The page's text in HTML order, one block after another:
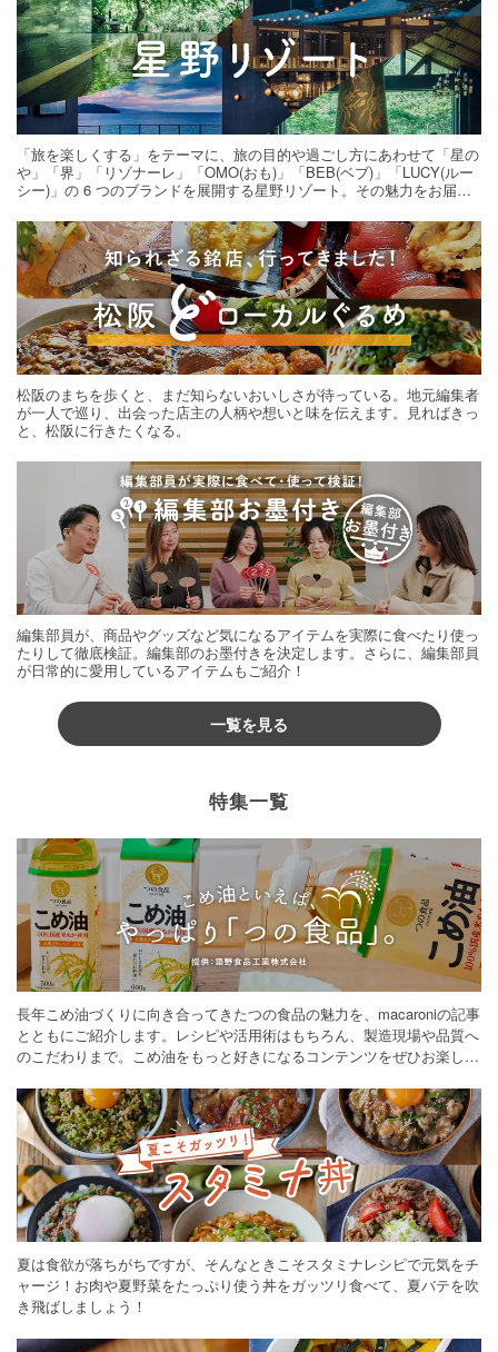
「旅を楽しくする」をテーマに、旅の目的や過ごし方にあわせて「星の
や」「界」「リゾナーレ」「OMO(おも)」「BEB(ベブ)」「LUCY(ルー
シー)」の 6 つのブランドを展開する星野リゾート。その魅力をお届け
松阪のまちを歩くと、まだ知らないおいしさが待っている。地元編集者
が一人で巡り、出会った店主の人柄や想いと味を伝えます。見ればきっ
と、松阪に行きたくなる。
編集部員が、商品やグッズなど気になるアイテムを実際に食べたり使っ
たりして徹底検証。編集部のお墨付きを決定します。さらに、編集部員
が日常的に愛用しているアイテムもご紹介！
一覧を見る
特集一覧
長年こめ油づくりに向き合ってきたつの食品の魅力を、macaroniの記事
とともにご紹介します。レシピや活用術はもちろん、製造現場や品質へ
のこだわりまで。こめ油をもっと好きになるコンテンツをぜひお楽しみ
夏は食欲が落ちがちですが、そんなときこそスタミナレシピで元気をチ
ャージ！お肉や夏野菜をたっぷり使う丼をガッツリ食べて、夏バテを吹
き飛ばしましょう！